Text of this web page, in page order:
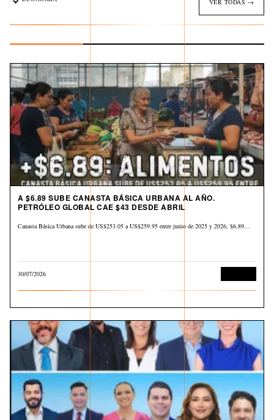
A $6.89 SUBE CANASTA BÁSICA URBANA AL AÑO.
PETRÓLEO GLOBAL CAE $43 DESDE ABRIL
Canasta Básica Urbana sube de US$253.05 a US$259.95 entre junio de 2025 y 2026, $6.89…
30/07/2026